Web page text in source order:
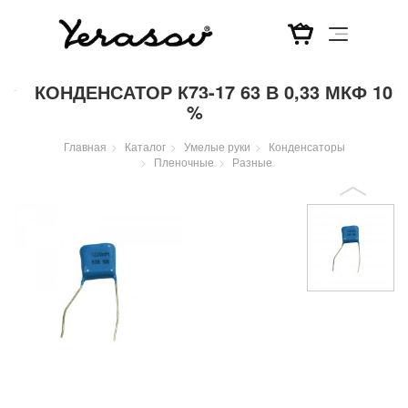
КОНДЕНСАТОР К73-17 63 В 0,33 МКФ 10
%
Главная Каталог Умелые руки
Конденсаторы
Пленочные
Разные